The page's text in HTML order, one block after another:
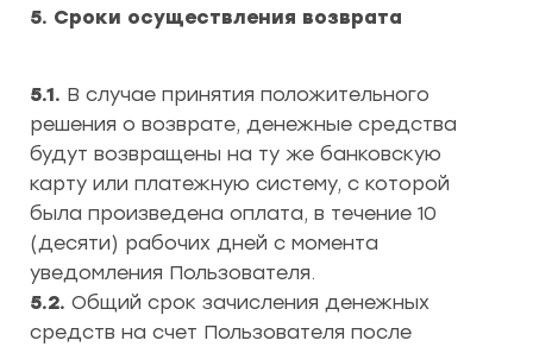
5. Сроки осуществления возврата
5.1. В случае принятия положительного
решения о возврате, денежные средства
будут возвращены на ту же банковскую
карту или платежную систему, с которой
была произведена оплата, в течение 10
(десяти) рабочих дней с момента
уведомления Пользователя.
5.2. Общий срок зачисления денежных
средств на счет Пользователя после